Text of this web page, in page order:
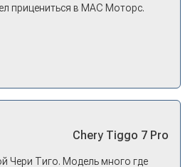
прицениться в МАС Моторс.
что «китаец». Прям не
Спортэйдж в трейд-ин
Chery Tiggo 7 Pro
Чери Тиго. Модель много где